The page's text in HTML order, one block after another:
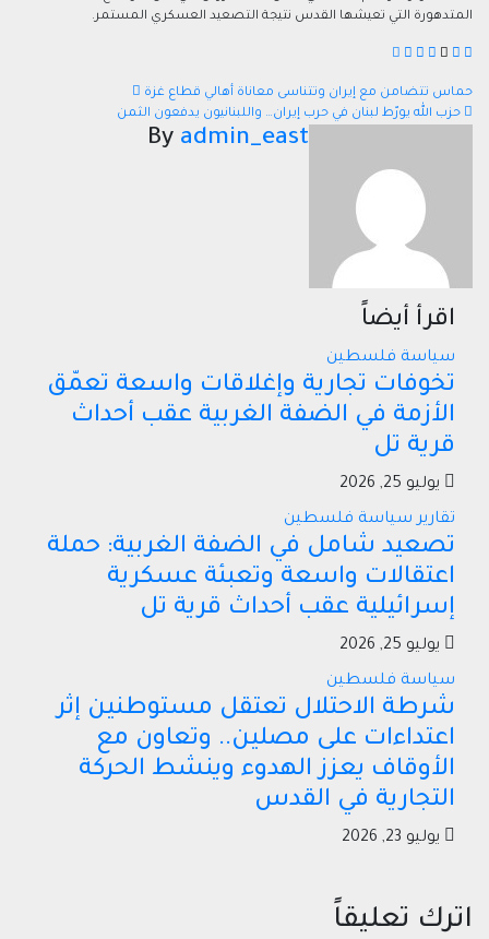
المتدهورة التي تعيشها القدس نتيجة التصعيد العسكري المستمر.
تصفّح
حماس تتضامن مع إيران وتتناسى معاناة أهالي قطاع غزة
حزب الله يورّط لبنان في حرب إيران… واللبنانيون يدفعون الثمن
By admin_east
اقرأ أيضاً
سياسة فلسطين
تخوفات تجارية وإغلاقات واسعة تعمّق
الأزمة في الضفة الغربية عقب أحداث
قرية تل
يوليو 25, 2026
تقارير سياسة فلسطين
تصعيد شامل في الضفة الغربية: حملة
اعتقالات واسعة وتعبئة عسكرية
إسرائيلية عقب أحداث قرية تل
يوليو 25, 2026
سياسة فلسطين
شرطة الاحتلال تعتقل مستوطنين إثر
اعتداءات على مصلين.. وتعاون مع
الأوقاف يعزز الهدوء وينشط الحركة
التجارية في القدس
يوليو 23, 2026
اترك تعليقاً